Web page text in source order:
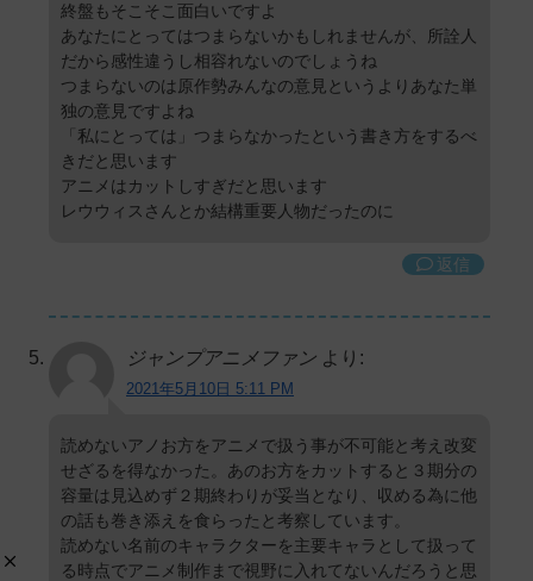
終盤もそこそこ面白いですよ
あなたにとってはつまらないかもしれませんが、所詮人
だから感性違うし相容れないのでしょうね
つまらないのは原作勢みんなの意見というよりあなた単
独の意見ですよね
「私にとっては」つまらなかったという書き方をするべ
きだと思います
アニメはカットしすぎだと思います
レウウィスさんとか結構重要人物だったのに
返信
ジャンプアニメファン より:
2021年5月10日 5:11 PM
読めないアノお方をアニメで扱う事が不可能と考え改変
せざるを得なかった。あのお方をカットすると３期分の
容量は見込めず２期終わりが妥当となり、収める為に他
の話も巻き添えを食らったと考察しています。
読めない名前のキャラクターを主要キャラとして扱って
る時点でアニメ制作まで視野に入れてないんだろうと思